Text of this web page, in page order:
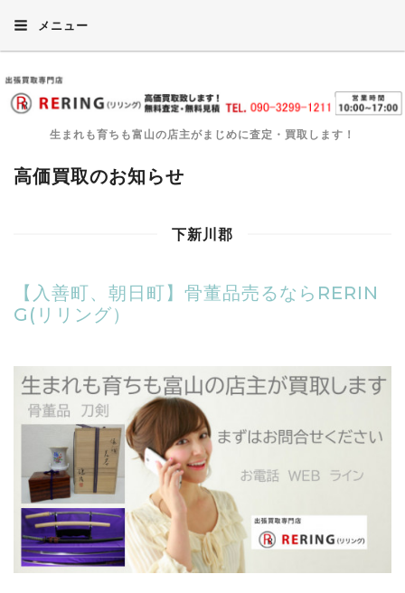
メニュー
生まれも育ちも富山の店主がまじめに査定・買取します！
高価買取のお知らせ
下新川郡
【入善町、朝日町】骨董品売るならRERIN
G(リリング）